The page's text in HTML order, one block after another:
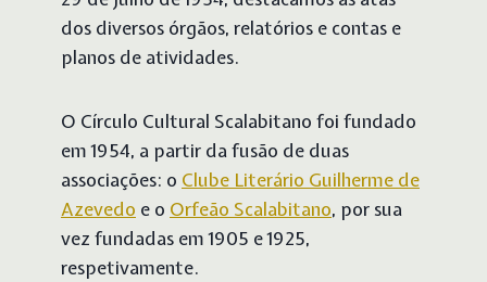
dos diversos órgãos, relatórios e contas e
planos de atividades.
O Círculo Cultural Scalabitano foi fundado
em 1954, a partir da fusão de duas
associações: o Clube Literário Guilherme de
Azevedo e o Orfeão Scalabitano, por sua
vez fundadas em 1905 e 1925,
respetivamente.